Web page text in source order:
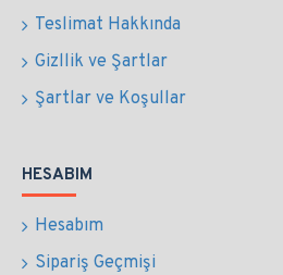
Teslimat Hakkında
Gizllik ve Şartlar
Şartlar ve Koşullar
HESABIM
Hesabım
Sipariş Geçmişi